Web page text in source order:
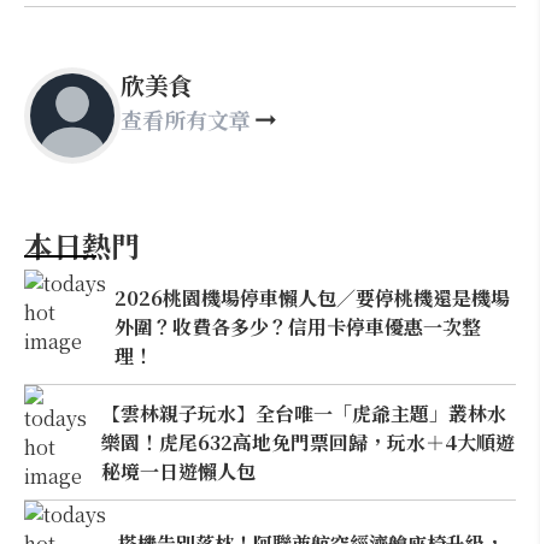
欣美食
查看所有文章
本日熱門
2026桃園機場停車懶人包／要停桃機還是機場
外圍？收費各多少？信用卡停車優惠一次整
理！
【雲林親子玩水】全台唯一「虎爺主題」叢林水
樂園！虎尾632高地免門票回歸，玩水＋4大順遊
秘境一日遊懶人包